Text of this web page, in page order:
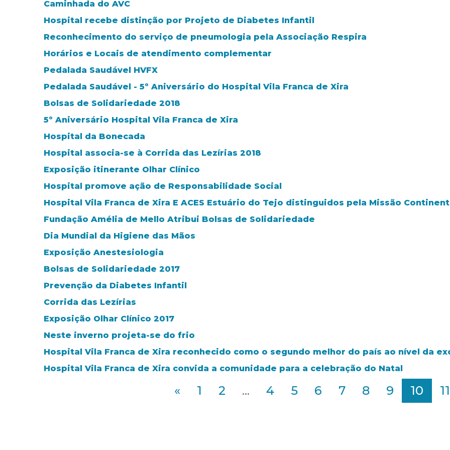
Caminhada do AVC
Hospital recebe distinção por Projeto de Diabetes Infantil
Reconhecimento do serviço de pneumologia pela Associação Respira
Horários e Locais de atendimento complementar
Pedalada Saudável HVFX
Pedalada Saudável - 5º Aniversário do Hospital Vila Franca de Xira
Bolsas de Solidariedade 2018
5º Aniversário Hospital Vila Franca de Xira
Hospital da Bonecada
Hospital associa-se à Corrida das Lezírias 2018
Exposição itinerante Olhar Clínico
Hospital promove ação de Responsabilidade Social
Hospital Vila Franca de Xira E ACES Estuário do Tejo distinguidos pela Missão
Fundação Amélia de Mello Atribui Bolsas de Solidariedade
Dia Mundial da Higiene das Mãos
Exposição Anestesiologia
Bolsas de Solidariedade 2017
Prevenção da Diabetes Infantil
Corrida das Lezírias
Exposição Olhar Clínico 2017
Neste inverno projeta-se do frio
Hospital Vila Franca de Xira reconhecido como o segundo melhor do país ao nível da
Hospital Vila Franca de Xira convida a comunidade para a celebração do Natal
« 1 2 ... 4 5 6 7 8 9 10 11